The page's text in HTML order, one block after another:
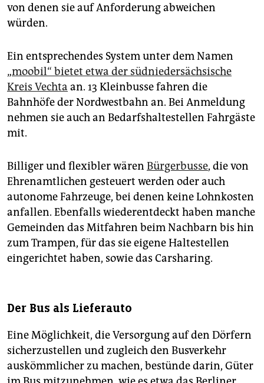
von denen sie auf Anforderung abweichen
würden.
Ein entsprechendes System unter dem Namen
„moobil“ bietet etwa der südniedersächsische
Kreis Vechta an. 13 Kleinbusse fahren die
Bahnhöfe der Nordwestbahn an. Bei Anmeldung
nehmen sie auch an Bedarfshaltestellen Fahrgäste
mit.
Billiger und flexibler wären Bürgerbusse, die von
Ehrenamtlichen gesteuert werden oder auch
autonome Fahrzeuge, bei denen keine Lohnkosten
anfallen. Ebenfalls wiederentdeckt haben manche
Gemeinden das Mitfahren beim Nachbarn bis hin
zum Trampen, für das sie eigene Haltestellen
eingerichtet haben, sowie das Carsharing.
Der Bus als Lieferauto
Eine Möglichkeit, die Versorgung auf den Dörfern
sicherzustellen und zugleich den Busverkehr
auskömmlicher zu machen, bestünde darin, Güter